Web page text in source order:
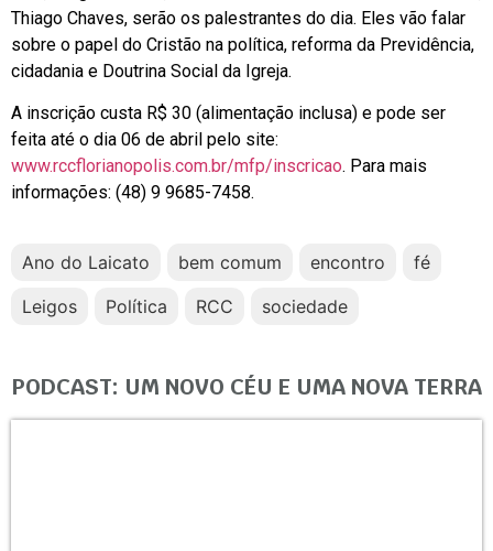
Thiago Chaves, serão os palestrantes do dia. Eles vão falar
sobre o papel do Cristão na política, reforma da Previdência,
cidadania e Doutrina Social da Igreja.
A inscrição custa R$ 30 (alimentação inclusa) e pode ser
feita até o dia 06 de abril pelo site:
www.rccflorianopolis.com.br/mfp/inscricao. Para mais
informações: (48) 9 9685-7458.
Ano do Laicato bem comum encontro
fé
Leigos
Política RCC sociedade
PODCAST: UM NOVO CÉU E UMA NOVA TERRA